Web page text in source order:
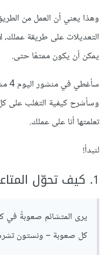
وهذا يعني أن العمل من
التعديلات على طريقة
يمكن أن يكون ممتعًا حتى.
وسأشرح كيفية التغلب على
تعلمتها أنا على عملك.
لنبدأ!
1. كيف تحوّل المتاعب إلى فرص
يرى المتشائم صعوبةً في
كل صعوبة – ونستون